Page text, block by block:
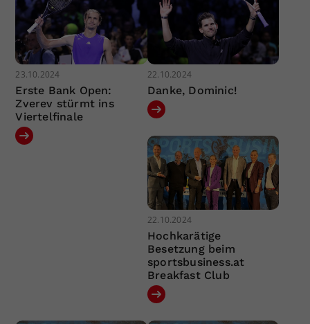
23.10.2024
Erste Bank Open:
Zverev stürmt ins
Viertelfinale
22.10.2024
Danke, Dominic!
22.10.2024
Hochkarätige
Besetzung beim
sportsbusiness.at
Breakfast Club